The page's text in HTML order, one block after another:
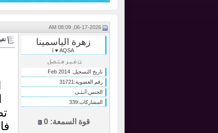
06-17-2026, 08:09 AM
زهرة الياسمينا
I ♥ AQSA
تاريخ التسجيل: Feb 2014
رقم العضوية: 31721
الجنس:آنـثـى
المشاركات:339
قوة السمعة:0